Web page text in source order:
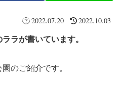
2022.07.20 2022.10.03
ラが書いています。
のご紹介です。